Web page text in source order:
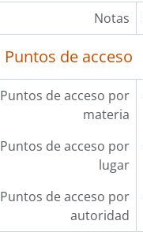
Notas
Puntos de acceso
Puntos de acceso por
materia
Puntos de acceso por
lugar
Puntos de acceso por
autoridad